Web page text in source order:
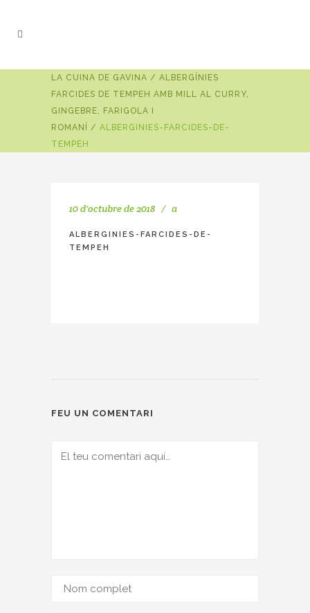
LA CUINA DE GAVINA / ALBERGÍNIES
FARCIDES DE TEMPEH AMB MILL AL CURRY,
GINGEBRE, FARIGOLA I
ROMANÍ
/ ALBERGINIES-FARCIDES-DE-
TEMPEH
10 d'octubre de 2018 a
ALBERGINIES-FARCIDES-DE-
TEMPEH
FEU UN COMENTARI